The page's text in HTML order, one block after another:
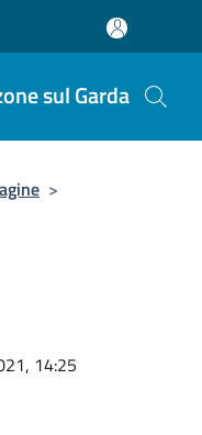
sul Garda
>
14:25